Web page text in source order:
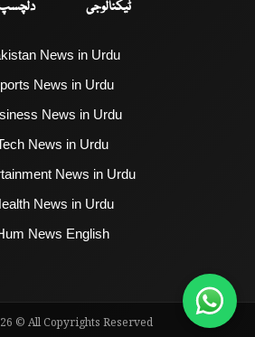
ٹیکنالوجی
News in Urdu
News in Urdu
News in Urdu
News in Urdu
News in Urdu
News in Urdu
News English
© All Copyrights Reserved